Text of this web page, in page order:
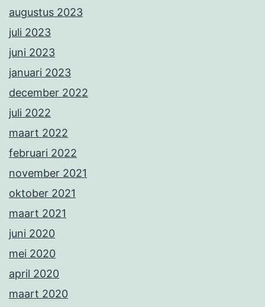
augustus 2023
juli 2023
juni 2023
januari 2023
december 2022
juli 2022
maart 2022
februari 2022
november 2021
oktober 2021
maart 2021
juni 2020
mei 2020
april 2020
maart 2020